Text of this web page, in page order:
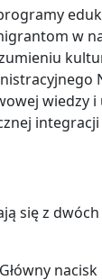
w
wiedzy i
się z